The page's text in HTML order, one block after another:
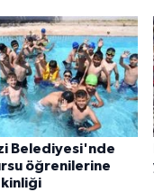
Belediyesi'nde
öğrenilerine